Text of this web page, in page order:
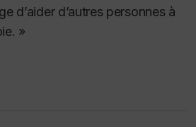
d’aider d’autres personnes à
»